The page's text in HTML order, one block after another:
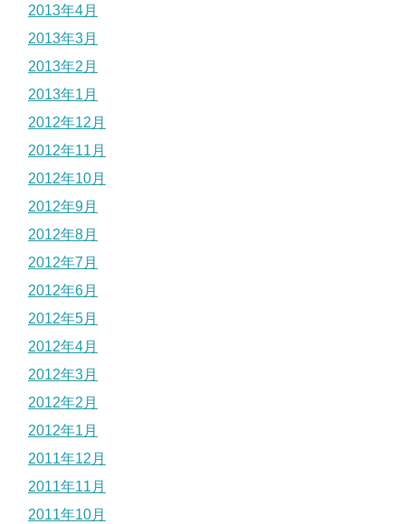
2013年4月
2013年3月
2013年2月
2013年1月
2012年12月
2012年11月
2012年10月
2012年9月
2012年8月
2012年7月
2012年6月
2012年5月
2012年4月
2012年3月
2012年2月
2012年1月
2011年12月
2011年11月
2011年10月